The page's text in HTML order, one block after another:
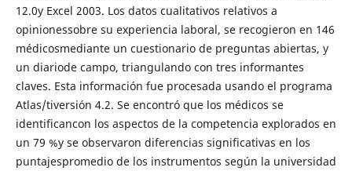
12.0y Excel 2003. Los datos cualitativos relativos a
opinionessobre su experiencia laboral, se recogieron en 146
médicosmediante un cuestionario de preguntas abiertas, y
un diariode campo, triangulando con tres informantes
claves. Esta información fue procesada usando el programa
Atlas/tiversión 4.2. Se encontró que los médicos se
identificancon los aspectos de la competencia explorados en
un 79 %y se observaron diferencias significativas en los
puntajespromedio de los instrumentos según la universidad